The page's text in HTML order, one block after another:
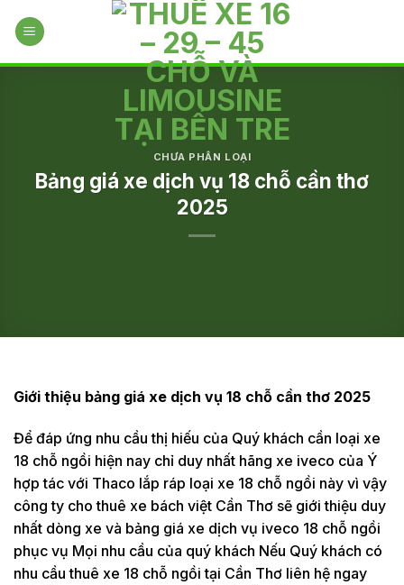
CHƯA PHÂN LOẠI
Bảng giá xe dịch vụ 18 chỗ cần thơ
2025
Giới thiệu bảng giá xe dịch vụ 18 chỗ cần thơ 2025
Để đáp ứng nhu cầu thị hiếu của Quý khách cần loại xe
18 chỗ ngồi hiện nay chỉ duy nhất hãng xe iveco của Ý
hợp tác với Thaco lắp ráp loại xe 18 chỗ ngồi này vì vậy
công ty cho thuê xe bách việt Cần Thơ sẽ giới thiệu duy
nhất dòng xe và bảng giá xe dịch vụ iveco 18 chỗ ngồi
phục vụ Mọi nhu cầu của quý khách Nếu Quý khách có
nhu cầu thuê xe 18 chỗ ngồi tại Cần Thơ liên hệ ngay